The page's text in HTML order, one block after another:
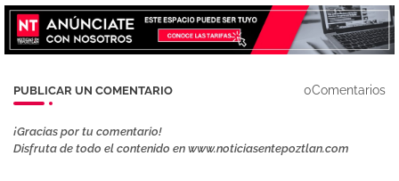
PUBLICAR UN COMENTARIO 0Comentarios
¡Gracias por tu comentario!
Disfruta de todo el contenido en www.noticiasentepoztlan.com